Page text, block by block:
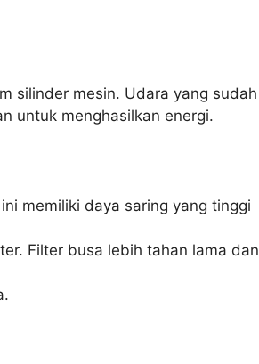
silinder mesin. Udara yang sudah
untuk menghasilkan energi.
memiliki daya saring yang tinggi
Filter busa lebih tahan lama dan